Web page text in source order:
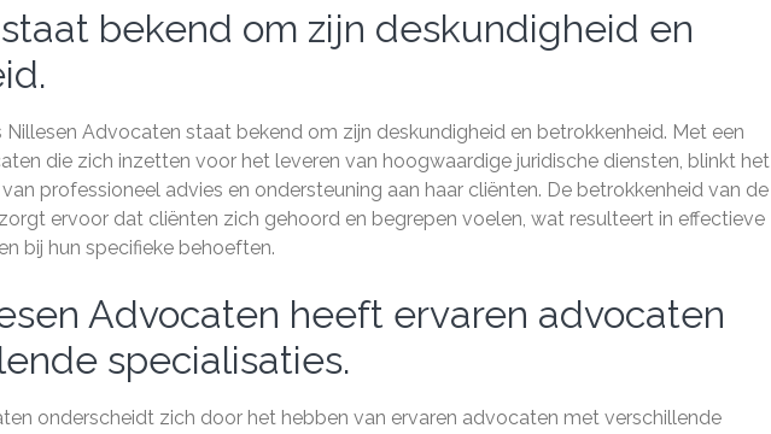
bekend om zijn deskundigheid en
Nillesen Advocaten staat bekend om zijn deskundigheid en betrokkenheid. Met een
die zich inzetten voor het leveren van hoogwaardige juridische diensten, blinkt het
professioneel advies en ondersteuning aan haar cliënten. De betrokkenheid van de
ervoor dat cliënten zich gehoord en begrepen voelen, wat resulteert in effectieve
bij hun specifieke behoeften.
Advocaten heeft ervaren advocaten
specialisaties.
onderscheidt zich door het hebben van ervaren advocaten met verschillende